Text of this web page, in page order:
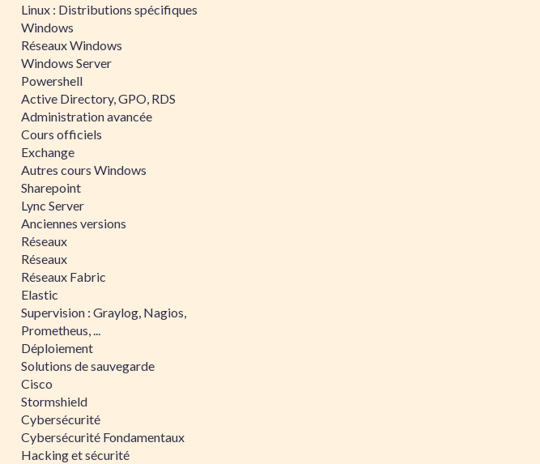
Linux : Distributions spécifiques
Windows
Réseaux Windows
Windows Server
Powershell
Active Directory, GPO, RDS
Administration avancée
Cours officiels
Exchange
Autres cours Windows
Sharepoint
Lync Server
Anciennes versions
Réseaux
Réseaux
Réseaux Fabric
Elastic
Supervision : Graylog, Nagios,
Prometheus, ...
Déploiement
Solutions de sauvegarde
Cisco
Stormshield
Cybersécurité
Cybersécurité Fondamentaux
Hacking et sécurité